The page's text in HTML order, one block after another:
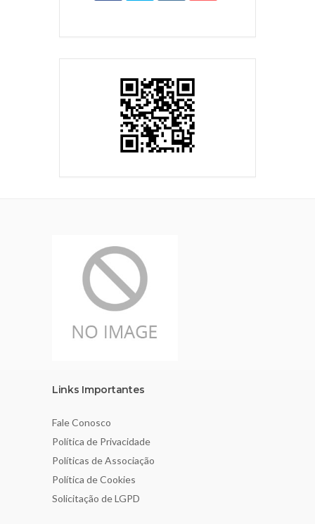
Links Importantes
Fale Conosco
Política de Privacidade
Políticas de Associação
Política de Cookies
Solicitação de LGPD